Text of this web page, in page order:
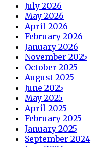
July 2026
May 2026
April 2026
February 2026
January 2026
November 2025
October 2025
August 2025
June 2025
May 2025
April 2025
February 2025
January 2025
September 2024